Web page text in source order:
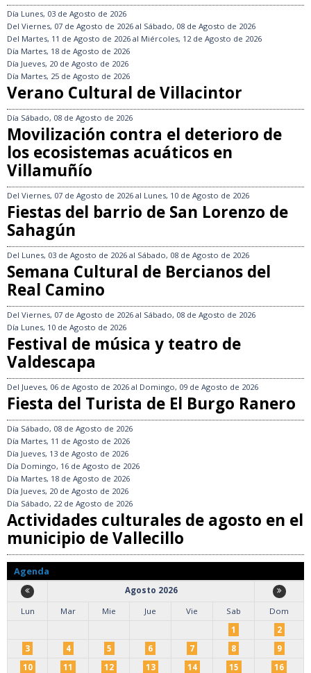
Día Lunes, 03 de Agosto de 2026
Del Viernes, 07 de Agosto de 2026 al Sábado, 08 de Agosto de 2026
Del Martes, 11 de Agosto de 2026 al Miércoles, 12 de Agosto de 2026
Día Martes, 18 de Agosto de 2026
Día Jueves, 20 de Agosto de 2026
Día Martes, 25 de Agosto de 2026
Verano Cultural de Villacintor
Día Sábado, 08 de Agosto de 2026
Movilización contra el deterioro de
los ecosistemas acuáticos en
Villamuñío
Del Viernes, 07 de Agosto de 2026 al Lunes, 10 de Agosto de 2026
Fiestas del barrio de San Lorenzo de
Sahagún
Del Lunes, 03 de Agosto de 2026 al Sábado, 08 de Agosto de 2026
Semana Cultural de Bercianos del
Real Camino
Del Viernes, 07 de Agosto de 2026 al Sábado, 08 de Agosto de 2026
Día Lunes, 10 de Agosto de 2026
Festival de música y teatro de
Valdescapa
Del Jueves, 06 de Agosto de 2026 al Domingo, 09 de Agosto de 2026
Fiesta del Turista de El Burgo Ranero
Día Sábado, 08 de Agosto de 2026
Día Martes, 11 de Agosto de 2026
Día Jueves, 13 de Agosto de 2026
Día Domingo, 16 de Agosto de 2026
Día Martes, 18 de Agosto de 2026
Día Jueves, 20 de Agosto de 2026
Día Sábado, 22 de Agosto de 2026
Actividades culturales de agosto en el
municipio de Vallecillo
Agenda
Agosto 2026
Lun
Mar Mie Jue Vie Sab
Dom
1
2
3
4 5 6 7 8
9
10
11 12 13 14 15
16